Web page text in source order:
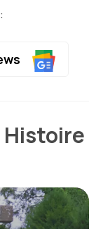
Histoire